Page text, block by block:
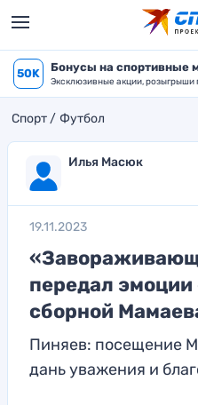
50K Бонусы на спортивные
Эксклюзивные акции, розыгрыши
Спорт Футбол
Илья Масюк
19.11.2023
передал
сборной
Пиняев: посещение
дань уважения и